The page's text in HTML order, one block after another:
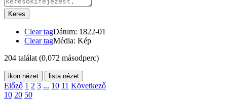
Keres
Clear tagDátum: 1822-01
Clear tagMédia: Kép
204 találat (0,072 másodperc)
ikon nézet lista nézet
Előző 1 2 3 ... 10 11 Következő
10 20 50